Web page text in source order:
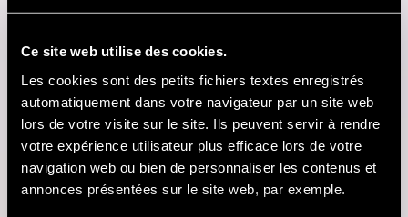
Ce site web utilise des cookies.
Les cookies sont des petits fichiers textes enregistrés
automatiquement dans votre navigateur par un site web
lors de votre visite sur le site. Ils peuvent servir à rendre
votre expérience utilisateur plus efficace lors de votre
navigation web ou bien de personnaliser les contenus et
annonces présentées sur le site web, par exemple.
Consulting